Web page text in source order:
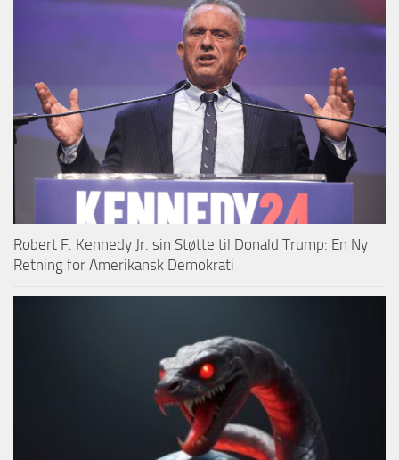
Robert F. Kennedy Jr. sin Støtte til Donald Trump: En Ny
Retning for Amerikansk Demokrati